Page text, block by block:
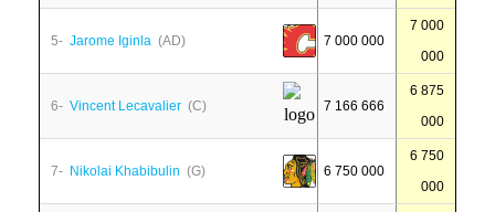
5- Jarome Iginla (AD) 7 000 000
7 000
000
6- Vincent Lecavalier (C) 7 166 666
6 875
000
7- Nikolai Khabibulin (G) 6 750 000
6 750
000